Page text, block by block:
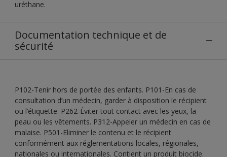
uréthane.
Documentation technique et de
sécurité
P102-Tenir hors de portée des enfants. P101-En cas de
consultation d’un médecin, garder à disposition le récipient
ou l’étiquette. P262-Éviter tout contact avec les yeux, la
peau ou les vêtements. P312-Appeler un médecin en cas de
malaise. P501-Eliminer le contenu et le récipient
conformément aux réglementations locales, régionales,
nationales ou internationales. Contient un produit biocide.